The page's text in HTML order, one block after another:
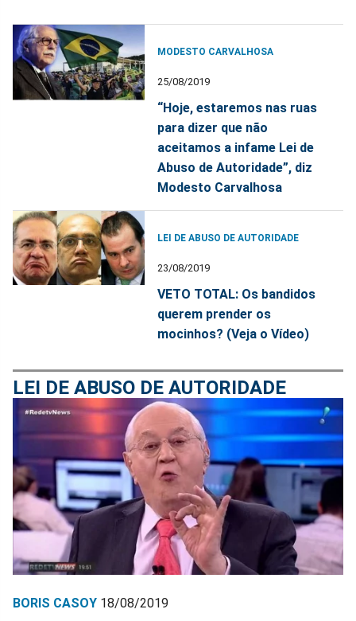
MODESTO CARVALHOSA
25/08/2019
“Hoje, estaremos nas ruas
para dizer que não
aceitamos a infame Lei de
Abuso de Autoridade”, diz
Modesto Carvalhosa
LEI DE ABUSO DE AUTORIDADE
23/08/2019
VETO TOTAL: Os bandidos
querem prender os
mocinhos? (Veja o Vídeo)
LEI DE ABUSO DE AUTORIDADE
BORIS CASOY 18/08/2019